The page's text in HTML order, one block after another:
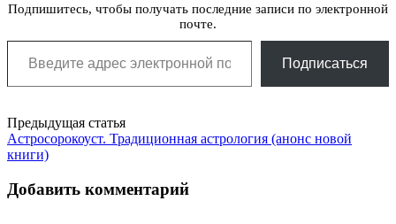
Подпишитесь, чтобы получать последние записи по электронной
почте.
Введите адрес электронной почты…
Подписаться
Post
navigation
Предыдущая статья
Астросорокоуст. Традиционная астрология (анонс новой
книги)
Добавить комментарий